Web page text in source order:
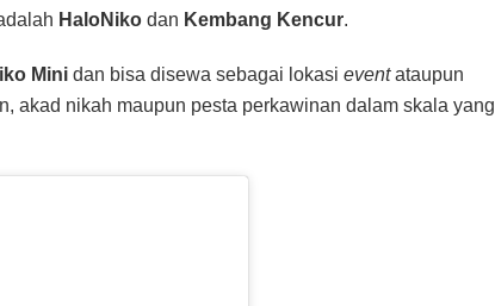
HaloNiko dan Kembang Kencur.
Mini dan bisa disewa sebagai lokasi eventataupun
akad nikah maupun pesta perkawinan dalam skala yang